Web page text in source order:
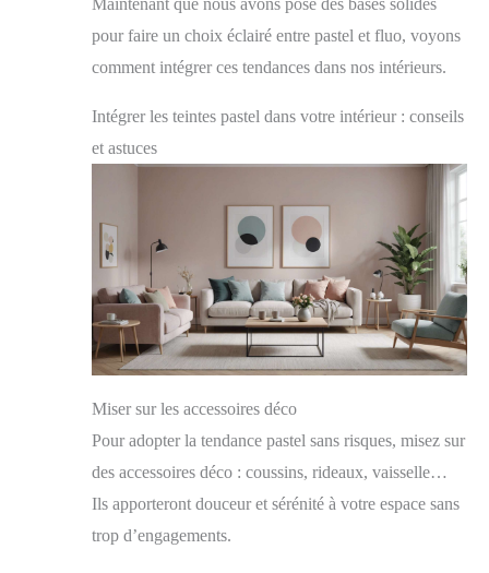
Maintenant que nous avons posé des bases solides
pour faire un choix éclairé entre pastel et fluo, voyons
comment intégrer ces tendances dans nos intérieurs.
Intégrer les teintes pastel dans votre intérieur : conseils
et astuces
Miser sur les accessoires déco
Pour adopter la tendance pastel sans risques, misez sur
des accessoires déco : coussins, rideaux, vaisselle…
Ils apporteront douceur et sérénité à votre espace sans
trop d’engagements.